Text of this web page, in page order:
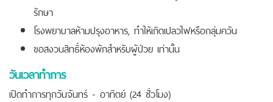
รักษา
โรงพยาบาลห้ามปรุงอาหาร, ทำให้เกิดเปลวไฟหรือกลุ่มควัน
ขอสงวนสิทธิ์ห้องพักสำหรับผู้ป่วย เท่านั้น
วันเวลาทำการ
เปิดทำการทุกวันจันทร์ - อาทิตย์ (24 ชั่วโมง)